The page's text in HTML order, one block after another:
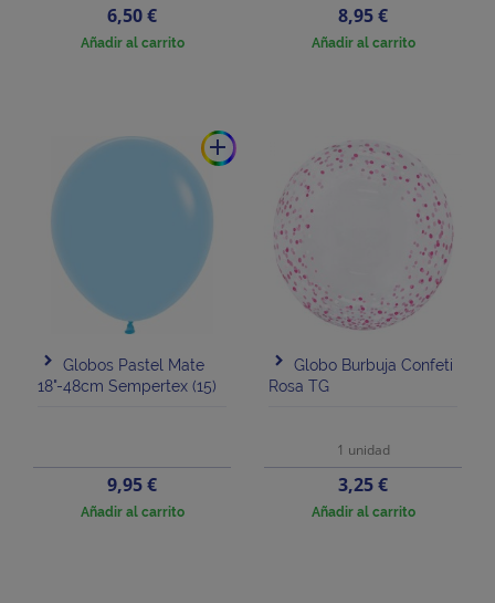
Precio
6,50 €
Añadir al carrito
Precio
8,95 €
Añadir al carrito
add
Globos Pastel Mate
18"-48cm Sempertex (15)
Precio
9,95 €
Añadir al carrito
Globo Burbuja Confeti
Rosa TG
1 unidad
Precio
3,25 €
Añadir al carrito